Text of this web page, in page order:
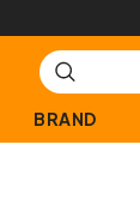
【会員限定】交
BRAND